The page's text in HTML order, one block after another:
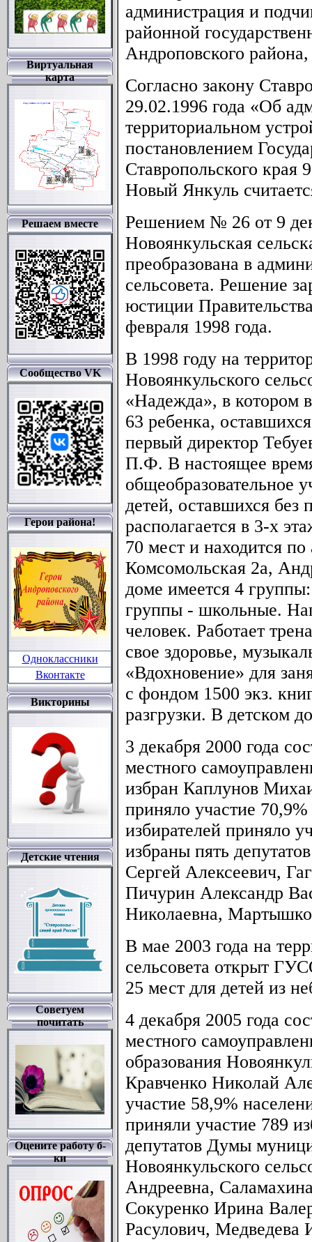
Виртуальная
карта
Решаем вместе
Сообщество VK
Герои района!
Одноклассники
Вконтакте
Викторины
Детские чтения
Советуем
почитать
Оцените работу б-
ки
администрация и
районной
Андроповского
Согласно закону
29.02.1996 года «Об
территориальном
постановлением
Ставропольского края
Новый Янкуль
Решением № 26 от 9
Новоянкульская
преобразована в
сельсовета. Решение
юстиции
февраля 1998 года.
В 1998 году на
Новоянкульского
«Надежда», в котором
63 ребенка,
первый директор
П.Ф. В настоящее
общеобразовательное
детей, оставшихся без
располагается в 3-х
70 мест и находится
Комсомольская 2а,
доме имеется 4
группы - школьные.
человек. Работает
свое здоровье,
«Вдохновение» для
с фондом 1500 экз.
разгрузки. В детском
3 декабря 2000 года
местного
избран Каплунов
приняло участие
избирателей приняло
избраны пять
Сергей Алексеевич,
Пичурин Александр
Николаевна,
В мае 2003 года на
сельсовета открыт
25 мест для детей из
4 декабря 2005 года
местного
образования
Кравченко Николай
участие 58,9%
приняли участие 789
депутатов Думы
Новоянкульского
Андреевна,
Сокуренко Ирина
Расулович, Медведева